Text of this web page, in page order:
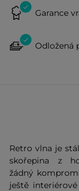
Garance
Odložená
Retro vlna je
skořepina z
žádný
ještě